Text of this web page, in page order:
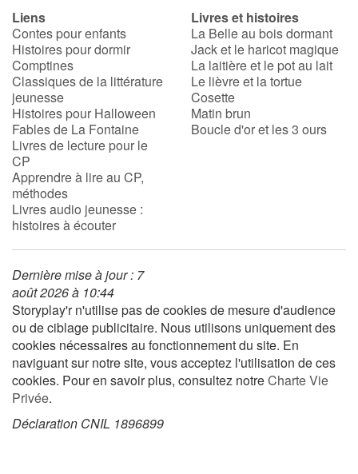
Écoles
Médiathèques
Vidéos & Tutoriaux
Blog
Actualités
Rencontres et témoignages
Contes d'ici et d'ailleurs
Autour de la lecture
Apprendre à lire
Livre audio
Liens
Contes pour enfants
Histoires pour dormir
Comptines
Classiques de la littérature
jeunesse
Histoires pour Halloween
Fables de La Fontaine
Livres de lecture pour le
CP
Apprendre à lire au CP,
méthodes
Livres audio jeunesse :
histoires à écouter
Livres et histoires
La Belle au bois dormant
Jack et le haricot magique
La laitière et le pot au lait
Le lièvre et la tortue
Cosette
Matin brun
Boucle d'or et les 3 ours
Dernière mise à jour : 7
août 2026 à 10:44
Storyplay'r n'utilise pas de cookies de mesure d'audience
ou de ciblage publicitaire. Nous utilisons uniquement des
cookies nécessaires au fonctionnement du site. En
naviguant sur notre site, vous acceptez l'utilisation de ces
cookies. Pour en savoir plus, consultez notreCharte Vie
Privée.
Déclaration CNIL 1896899